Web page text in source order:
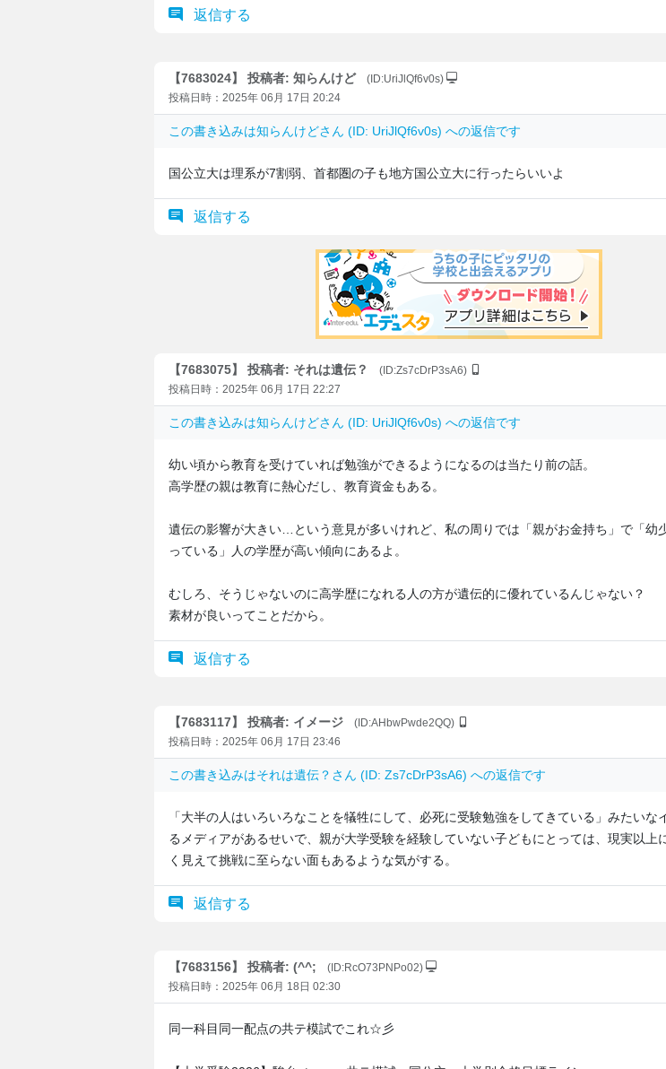
返信する
【7683024】 投稿者: 知らんけど
(ID:UriJlQf6v0s)
投稿日時：2025年 06月 17日 20:24
この書き込みは知らんけどさん (ID: UriJlQf6v0s) への返信です
国公立大は理系が7割弱、首都圏の子も地方国公立大に行ったらいいよ
返信する
【7683075】 投稿者: それは遺伝？
(ID:Zs7cDrP3sA6)
投稿日時：2025年 06月 17日 22:27
この書き込みは知らんけどさん (ID: UriJlQf6v0s) への返信です
幼い頃から教育を受けていれば勉強ができるようになるのは当たり前の話。
高学歴の親は教育に熱心だし、教育資金もある。
遺伝の影響が大きい…という意見が多いけれど、私の周りでは「親がお金持ち」で「幼
っている」人の学歴が高い傾向にあるよ。
むしろ、そうじゃないのに高学歴になれる人の方が遺伝的に優れているんじゃない？
素材が良いってことだから。
返信する
【7683117】 投稿者: イメージ
(ID:AHbwPwde2QQ)
投稿日時：2025年 06月 17日 23:46
この書き込みはそれは遺伝？ さん (ID: Zs7cDrP3sA6) への返信です
「大半の人はいろいろなことを犠牲にして、必死に受験勉強をしてきている」みたいな
るメディアがあるせいで、親が大学受験を経験していない子どもにとっては、現実以上
く見えて挑戦に至らない面もあるような気がする。
返信する
【7683156】 投稿者: (^^;
(ID:RcO73PNPo02)
投稿日時：2025年 06月 18日 02:30
同一科目同一配点の共テ模試でこれ☆彡